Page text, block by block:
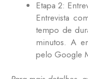
Etapa 2:
Entrevista
tempo de
minutos. A
pelo Google